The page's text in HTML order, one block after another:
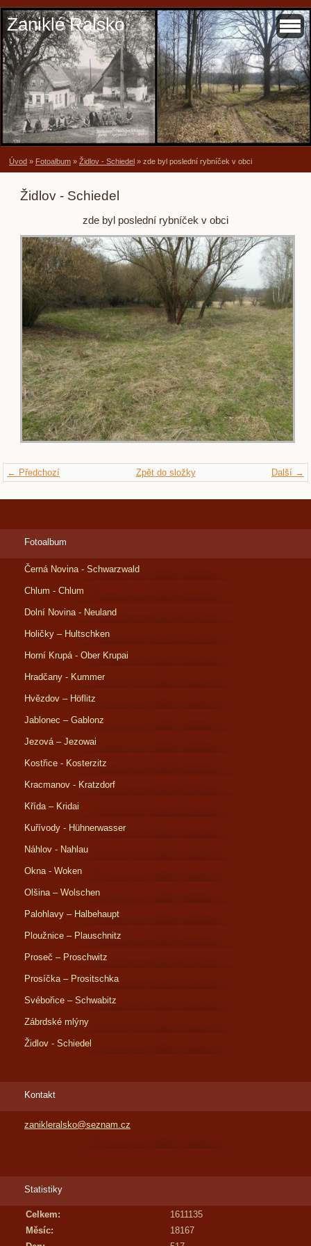
Zaniklé Ralsko
Úvod » Fotoalbum » Židlov - Schiedel » zde byl poslední rybníček v obci
Židlov - Schiedel
zde byl poslední rybníček v obci
← Předchozí Další →
Zpět do složky
Fotoalbum
Černá Novina - Schwarzwald
Chlum - Chlum
Dolní Novina - Neuland
Holičky – Hultschken
Horní Krupá - Ober Krupai
Hradčany - Kummer
Hvězdov – Höflitz
Jablonec – Gablonz
Jezová – Jezowai
Kostřice - Kosterzitz
Kracmanov - Kratzdorf
Křída – Kridai
Kuřívody - Hühnerwasser
Náhlov - Nahlau
Okna - Woken
Olšina – Wolschen
Palohlavy – Halbehaupt
Ploužnice – Plauschnitz
Proseč – Proschwitz
Prosíčka – Prositschka
Svébořice – Schwabitz
Zábrdské mlýny
Židlov - Schiedel
Kontakt
zanikleralsko@seznam.cz
Statistiky
Celkem:
1611135
Měsíc:
18167